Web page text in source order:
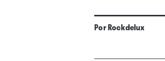
PorRockdelux